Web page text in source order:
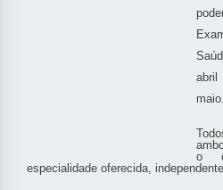
maio.
o
especialidade oferecida,